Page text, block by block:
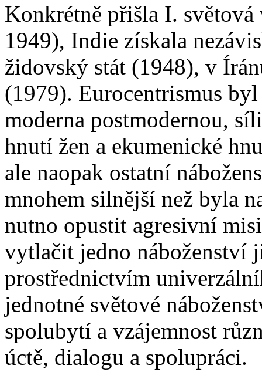
Konkrétně přišla I.
1949), Indie získala
židovský stát (1948), v
(1979). Eurocentrismus
moderna postmodernou,
hnutí žen a ekumenické
ale naopak ostatní
mnohem silnější než byla
nutno opustit agresivní
vytlačit jedno náboženství
prostřednictvím
jednotné světové
spolubytí a vzájemnost
úctě, dialogu a spolupráci.